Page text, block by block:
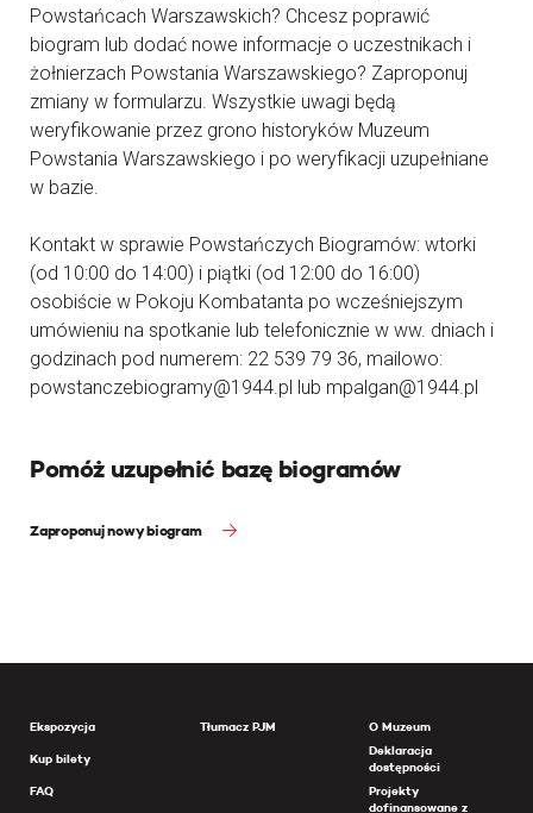
Powstańcach Warszawskich? Chcesz poprawić
biogram lub dodać nowe informacje o uczestnikach i
żołnierzach Powstania Warszawskiego? Zaproponuj
zmiany w formularzu. Wszystkie uwagi będą
weryfikowanie przez grono historyków Muzeum
Powstania Warszawskiego i po weryfikacji uzupełniane
w bazie.
Kontakt w sprawie Powstańczych Biogramów: wtorki
(od 10:00 do 14:00) i piątki (od 12:00 do 16:00)
osobiście w Pokoju Kombatanta po wcześniejszym
umówieniu na spotkanie lub telefonicznie w ww. dniach i
godzinach pod numerem: 22 539 79 36, mailowo:
powstanczebiogramy@1944.pl lub mpalgan@1944.pl
Pomóż uzupełnić bazę biogramów
Zaproponuj nowy biogram
Ekspozycja
Kup bilety
FAQ
Tłumacz PJM
O Muzeum
Deklaracja
dostępności
Projekty
dofinansowane z